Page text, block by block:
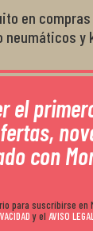
en
neumáticos
el
con
para suscribirse en
y el AVISO